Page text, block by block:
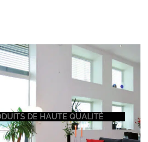
DE HAUTE QUALITÉ